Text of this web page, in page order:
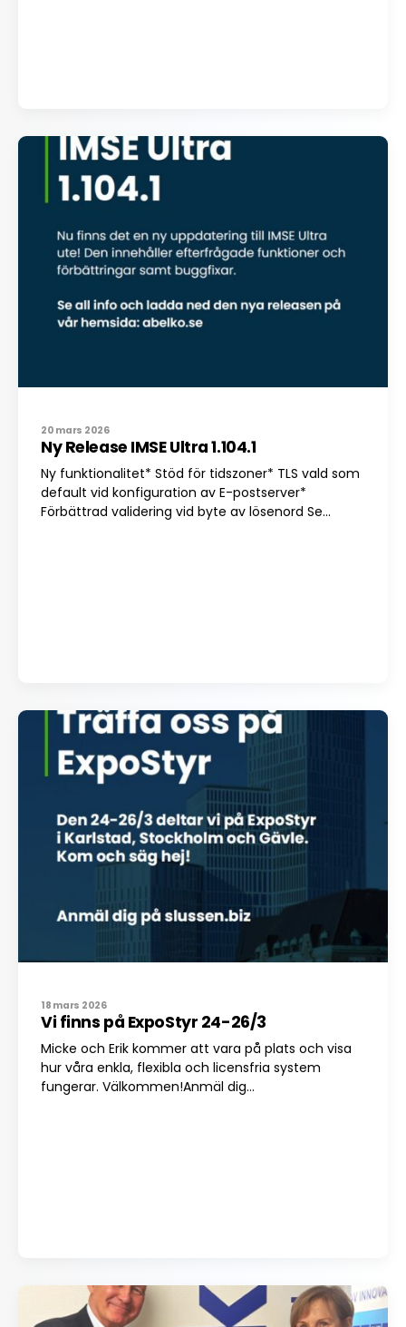
20 mars 2026
Ny Release IMSE Ultra 1.104.1
Ny funktionalitet* Stöd för tidszoner* TLS vald som
default vid konfiguration av E-postserver*
Förbättrad validering vid byte av lösenord Se...
18 mars 2026
Vi finns på ExpoStyr 24-26/3
Micke och Erik kommer att vara på plats och visa
hur våra enkla, flexibla och licensfria system
fungerar. Välkommen!Anmäl dig...